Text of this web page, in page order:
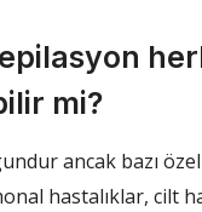
mi?
ancak bazı
hastalıklar, cilt